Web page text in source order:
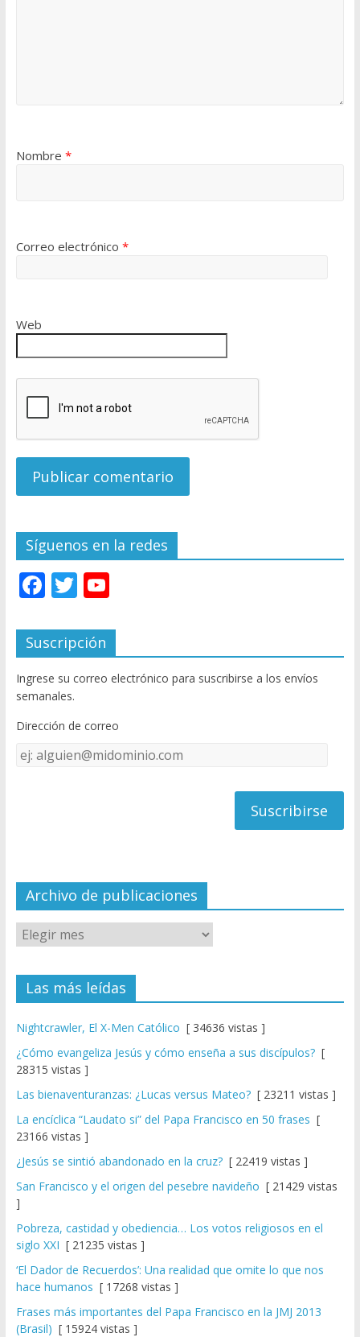
Nombre *
Correo electrónico *
Web
Síguenos en la redes
F
e
b
o
o
k
T
itt
er
Y
u
T
u
e
C
el
Suscripción
Ingrese su correo electrónico para suscribirse a los envíos
semanales.
Dirección de correo
Dirección
de
Archivo de publicaciones
Las más leídas
Nightcrawler, El X-Men Católico [ 34636 vistas ]
¿Cómo evangeliza Jesús y cómo enseña a sus discípulos?[
28315 vistas ]
Las bienaventuranzas: ¿Lucas versus Mateo?[ 23211 vistas ]
La encíclica “Laudato si” del Papa Francisco en 50 frases [
23166 vistas ]
¿Jesús se sintió abandonado en la cruz?[ 22419 vistas ]
San Francisco y el origen del pesebre navideño [ 21429 vistas
]
Pobreza, castidad y obediencia… Los votos religiosos en el
siglo XXI [ 21235 vistas ]
‘El Dador de Recuerdos’: Una realidad que omite lo que nos
hace humanos [ 17268 vistas ]
Frases más importantes del Papa Francisco en la JMJ 2013
(Brasil) [ 15924 vistas ]